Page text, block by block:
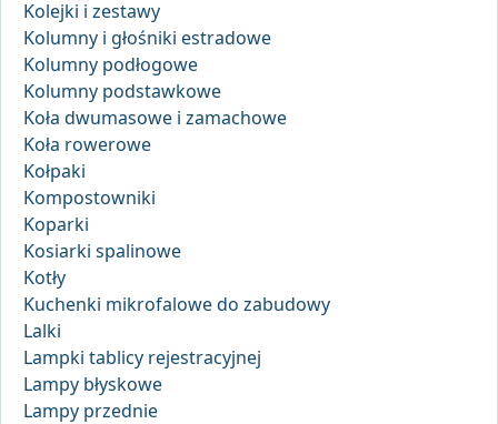
Kolejki i zestawy
Kolumny i głośniki estradowe
Kolumny podłogowe
Kolumny podstawkowe
Koła dwumasowe i zamachowe
Koła rowerowe
Kołpaki
Kompostowniki
Koparki
Kosiarki spalinowe
Kotły
Kuchenki mikrofalowe do zabudowy
Lalki
Lampki tablicy rejestracyjnej
Lampy błyskowe
Lampy przednie